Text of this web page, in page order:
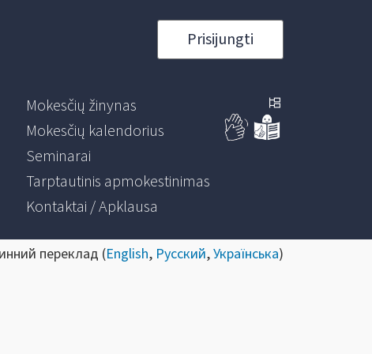
Prisijungti
Mokesčių žinynas
Mokesčių kalendorius
Seminarai
Tarptautinis apmokestinimas
Kontaktai / Apklausa
переклад (English, Русский,Українська)